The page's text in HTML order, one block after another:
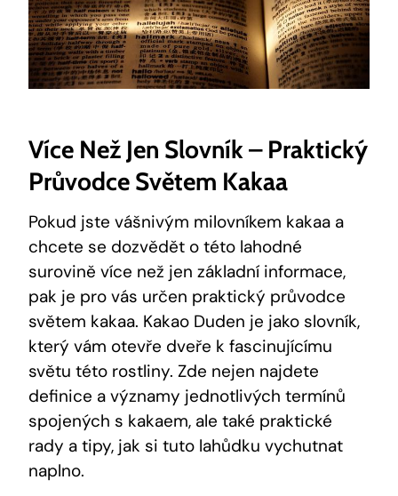
Více⁢ Než Jen Slovník – Praktický
Průvodce Světem Kakaa
Pokud jste vášnivým⁤ milovníkem kakaa‌ a
chcete se dozvědět o této ‍lahodné
surovině více‌ než jen‍ základní informace,
pak je pro vás určen praktický ⁣průvodce
světem kakaa. Kakao Duden ​je jako slovník,
který vám otevře⁤ dveře k fascinujícímu
světu této rostliny. Zde⁣ nejen najdete
definice a významy jednotlivých termínů​
spojených ‌s kakaem, ‍ale také praktické
rady a tipy,‌ jak si tuto lahůdku ⁣vychutnat
naplno.